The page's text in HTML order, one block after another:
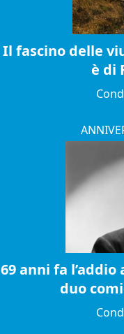
Il fascino delle
è di
69 anni fa
duo